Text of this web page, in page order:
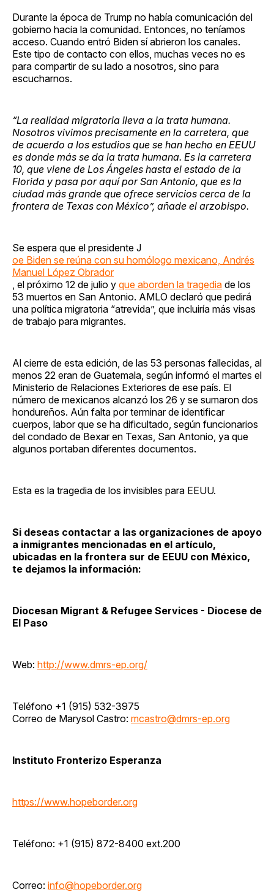
Durante la época de Trump no había comunicación del
gobierno hacia la comunidad. Entonces, no teníamos
acceso. Cuando entró Biden sí abrieron los canales.
Este tipo de contacto con ellos, muchas veces no es
para compartir de su lado a nosotros, sino para
escucharnos.
“La realidad migratoria lleva a la trata humana.
Nosotros vivimos precisamente en la carretera, que
de acuerdo a los estudios que se han hecho en EEUU
es donde más se da la trata humana. Es la carretera
10, que viene de Los Ángeles hasta el estado de la
Florida y pasa por aquí por San Antonio, que es la
ciudad más grande que ofrece servicios cerca de la
frontera de Texas con México”, añade el arzobispo.
Se espera que el presidente J
oe Biden se reúna con su homólogo mexicano, Andrés
Manuel López Obrador
, el próximo 12 de julio y que aborden la tragedia de los
53 muertos en San Antonio. AMLO declaró que pedirá
una política migratoria “atrevida”, que incluiría más visas
de trabajo para migrantes.
Al cierre de esta edición, de las 53 personas fallecidas, al
menos 22 eran de Guatemala, según informó el martes el
Ministerio de Relaciones Exteriores de ese país. El
número de mexicanos alcanzó los 26 y se sumaron dos
hondureños. Aún falta por terminar de identificar
cuerpos, labor que se ha dificultado, según funcionarios
del condado de Bexar en Texas, San Antonio, ya que
algunos portaban diferentes documentos.
Esta es la tragedia de los invisibles para EEUU.
Si deseas contactar a las organizaciones de apoyo
a inmigrantes mencionadas en el artículo,
ubicadas en la frontera sur de EEUU con México,
te dejamos la información:
Diocesan Migrant & Refugee Services - Diocese de
El Paso
Web: http://www.dmrs-ep.org/
Teléfono +1 (915) 532-3975
Correo de Marysol Castro: mcastro@dmrs-ep.org
Instituto Fronterizo Esperanza
https://www.hopeborder.org
Teléfono: +1 (915) 872-8400 ext.200
Correo: info@hopeborder.org